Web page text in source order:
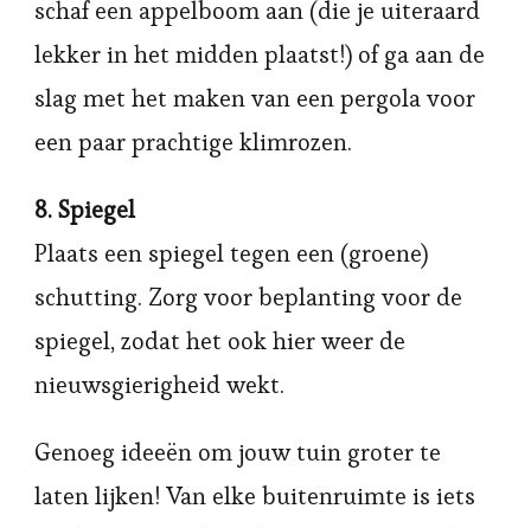
schaf een appelboom aan (die je uiteraard
lekker in het midden plaatst!) of ga aan de
slag met het maken van een pergola voor
een paar prachtige klimrozen.
8. Spiegel
Plaats een spiegel tegen een (groene)
schutting. Zorg voor beplanting voor de
spiegel, zodat het ook hier weer de
nieuwsgierigheid wekt.
Genoeg ideeën om jouw tuin groter te
laten lijken! Van elke buitenruimte is iets